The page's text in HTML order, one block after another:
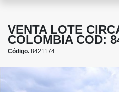
VENTA LOTE
COLOMBIA COD:
Código. 8421174